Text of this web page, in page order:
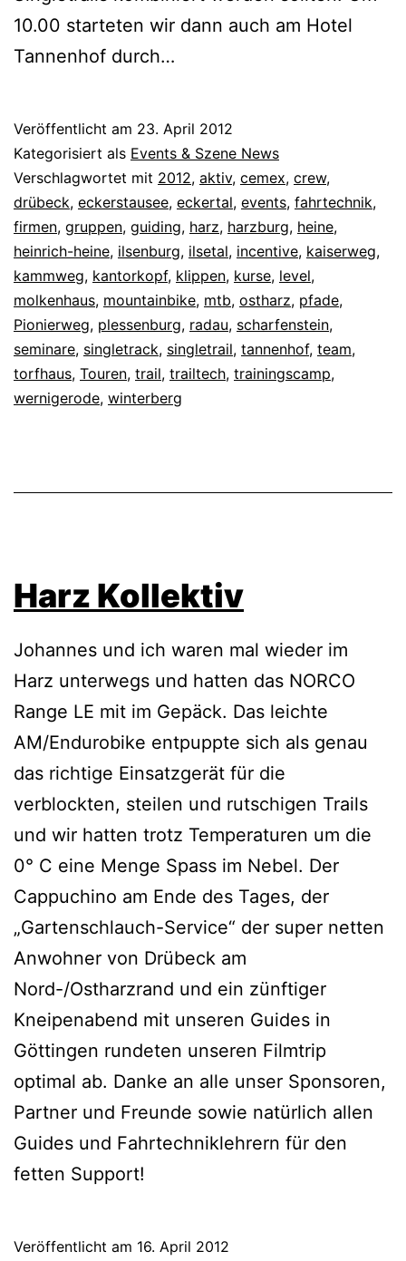
10.00 starteten wir dann auch am Hotel
Tannenhof durch…
Veröffentlicht am 23. April 2012
Kategorisiert als Events & Szene News
Verschlagwortet mit 2012, aktiv, cemex, crew,
drübeck, eckerstausee, eckertal, events, fahrtechnik,
firmen, gruppen, guiding, harz, harzburg, heine,
heinrich-heine, ilsenburg, ilsetal, incentive, kaiserweg,
kammweg, kantorkopf, klippen, kurse, level,
molkenhaus, mountainbike, mtb, ostharz, pfade,
Pionierweg, plessenburg, radau, scharfenstein,
seminare, singletrack, singletrail, tannenhof, team,
torfhaus, Touren, trail, trailtech, trainingscamp,
wernigerode, winterberg
Harz Kollektiv
Johannes und ich waren mal wieder im
Harz unterwegs und hatten das NORCO
Range LE mit im Gepäck. Das leichte
AM/Endurobike entpuppte sich als genau
das richtige Einsatzgerät für die
verblockten, steilen und rutschigen Trails
und wir hatten trotz Temperaturen um die
0° C eine Menge Spass im Nebel. Der
Cappuchino am Ende des Tages, der
„Gartenschlauch-Service“ der super netten
Anwohner von Drübeck am
Nord-/Ostharzrand und ein zünftiger
Kneipenabend mit unseren Guides in
Göttingen rundeten unseren Filmtrip
optimal ab. Danke an alle unser Sponsoren,
Partner und Freunde sowie natürlich allen
Guides und Fahrtechniklehrern für den
fetten Support!
Veröffentlicht am 16. April 2012